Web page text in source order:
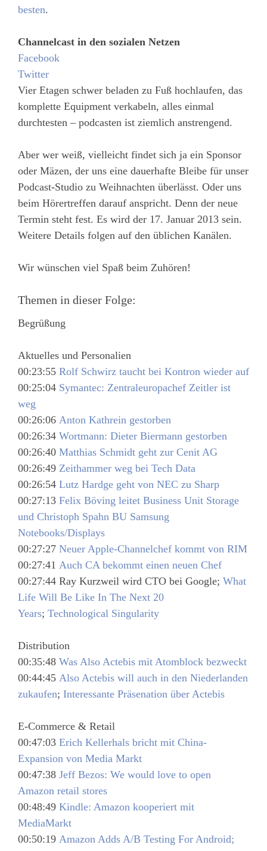
besten.
Channelcast in den sozialen Netzen
Facebook
Twitter
Vier Etagen schwer beladen zu Fuß hochlaufen, das
komplette Equipment verkabeln, alles einmal
durchtesten – podcasten ist ziemlich anstrengend.
Aber wer weiß, vielleicht findet sich ja ein Sponsor
oder Mäzen, der uns eine dauerhafte Bleibe für unser
Podcast-Studio zu Weihnachten überlässt. Oder uns
beim Hörertreffen darauf anspricht. Denn der neue
Termin steht fest. Es wird der 17. Januar 2013 sein.
Weitere Details folgen auf den üblichen Kanälen.
Wir wünschen viel Spaß beim Zuhören!
Themen in dieser Folge:
Begrüßung
Aktuelles und Personalien
00:23:55 Rolf Schwirz taucht bei Kontron wieder auf
00:25:04 Symantec: Zentraleuropachef Zeitler ist
weg
00:26:06 Anton Kathrein gestorben
00:26:34 Wortmann: Dieter Biermann gestorben
00:26:40 Matthias Schmidt geht zur Cenit AG
00:26:49 Zeithammer weg bei Tech Data
00:26:54 Lutz Hardge geht von NEC zu Sharp
00:27:13 Felix Böving leitet Business Unit Storage
und Christoph Spahn BU Samsung
Notebooks/Displays
00:27:27 Neuer Apple-Channelchef kommt von RIM
00:27:41 Auch CA bekommt einen neuen Chef
00:27:44 Ray Kurzweil wird CTO bei Google; What
Life Will Be Like In The Next 20
Years; Technological Singularity
Distribution
00:35:48 Was Also Actebis mit Atomblock bezweckt
00:44:45 Also Actebis will auch in den Niederlanden
zukaufen; Interessante Präsenation über Actebis
E-Commerce & Retail
00:47:03 Erich Kellerhals bricht mit China-
Expansion von Media Markt
00:47:38 Jeff Bezos: We would love to open
Amazon retail stores
00:48:49 Kindle: Amazon kooperiert mit
MediaMarkt
00:50:19 Amazon Adds A/B Testing For Android;